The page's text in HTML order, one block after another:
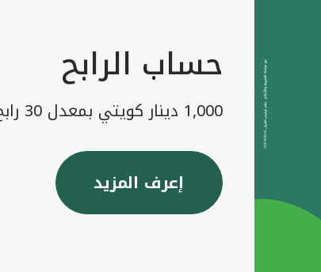
حساب الرابح
1,000 دينار كويتي بمعدل 30 رابح شهريا
إعرف المزيد